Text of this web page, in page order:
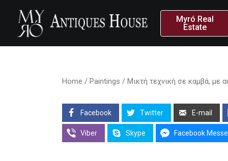
Myró Real
Estate
Home / Paintings / Μικτή τεχνική σε καμβά, με
Facebook Twitter E-mail
Viber Skype Facebook